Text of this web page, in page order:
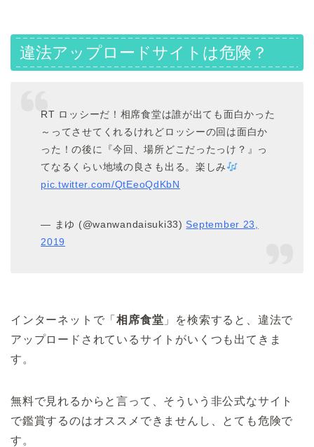
違法アップロードサイトは危険？
RT ロッシーだ！相席食堂は誰が出ても面白かった
～ってさせてくれるけれどロッシーの回は面白か
った！の後に『今回、場所どこだったっけ？』っ
てなるくらい地域の良さも出る。楽しみ
pic.twitter.com/QtEeoQdKbN
— まゆ (@wanwandaisuki33) September 23,
2019
インターネットで「相席食堂 」を検索すると、違法で
アップロードされているサイトがいくつも出てきま
す。
無料で見れるからと言って、そういう非公式なサイト
で鑑賞するのはオススメできませんし、とても危険で
す。